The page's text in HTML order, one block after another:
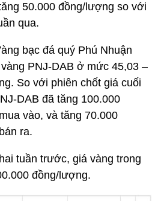
50.000 đồng/lượng so với
qua.
bạc đá quý Phú Nhuận
PNJ-DAB ở mức 45,03 –
So với phiên chốt giá cuối
DAB đã tăng 100.000
vào, và tăng 70.000
ra.
tuần trước, giá vàng trong
đồng/lượng.